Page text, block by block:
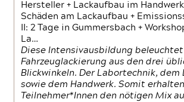
Hersteller + Lackaufbau im
Schäden am Lackaufbau +
II: 2 Tage in Gummersbach +
La…
Diese Intensivausbildung beleuchtet
Fahrzeuglackierung aus den drei
Blickwinkeln. Der Labortechnik, dem
sowie dem Handwerk. Somit
Teilnehmer*Innen den nötigen Mix